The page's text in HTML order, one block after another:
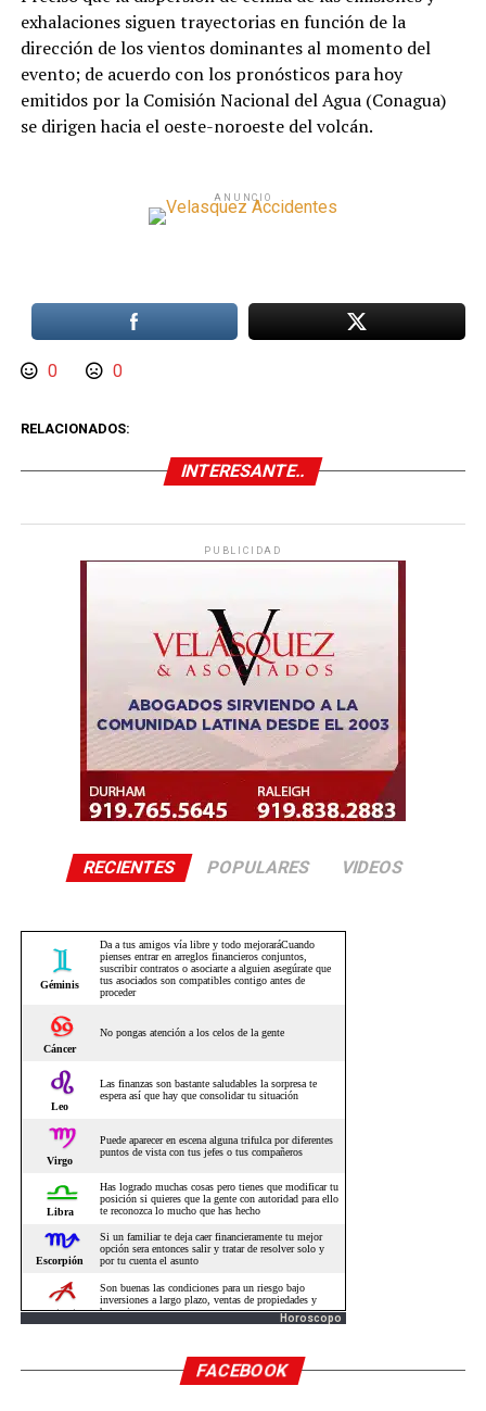
exhalaciones siguen trayectorias en función de la
dirección de los vientos dominantes al momento del
evento; de acuerdo con los pronósticos para hoy
emitidos por la Comisión Nacional del Agua (Conagua)
se dirigen hacia el oeste-noroeste del volcán.
ANUNCIO
0 0
RELACIONADOS:
INTERESANTE..
PUBLICIDAD
RECIENTES POPULARES VIDEOS
Horoscopo
FACEBOOK